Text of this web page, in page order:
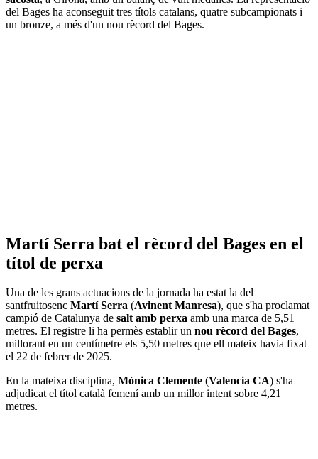
del Bages ha aconseguit tres títols catalans, quatre subcampionats i
un bronze, a més d'un nou rècord del Bages.
Martí Serra bat el rècord del Bages en el
títol de perxa
Una de les grans actuacions de la jornada ha estat la del
santfruitosenc Martí Serra (Avinent Manresa), que s'ha proclamat
campió de Catalunya de salt amb perxa amb una marca de 5,51
metres. El registre li ha permès establir un nou rècord del Bages,
millorant en un centímetre els 5,50 metres que ell mateix havia fixat
el 22 de febrer de 2025.
En la mateixa disciplina, Mònica Clemente (Valencia CA) s'ha
adjudicat el títol català femení amb un millor intent sobre 4,21
metres.